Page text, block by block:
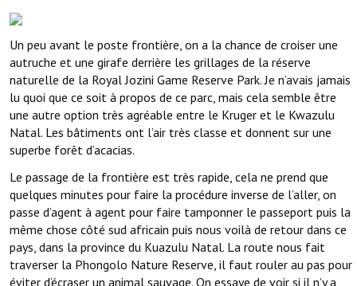
Un peu avant le poste frontière, on a la chance de croiser une
autruche et une girafe derrière les grillages de la réserve
naturelle de la Royal Jozini Game Reserve Park. Je n’avais jamais
lu quoi que ce soit à propos de ce parc, mais cela semble être
une autre option très agréable entre le Kruger et le Kwazulu
Natal. Les bâtiments ont l’air très classe et donnent sur une
superbe forêt d’acacias.
Le passage de la frontière est très rapide, cela ne prend que
quelques minutes pour faire la procédure inverse de l’aller, on
passe d’agent à agent pour faire tamponner le passeport puis la
même chose côté sud africain puis nous voilà de retour dans ce
pays, dans la province du Kuazulu Natal. La route nous fait
traverser la Phongolo Nature Reserve, il faut rouler au pas pour
éviter d’écraser un animal sauvage. On essaye de voir si il n’y a